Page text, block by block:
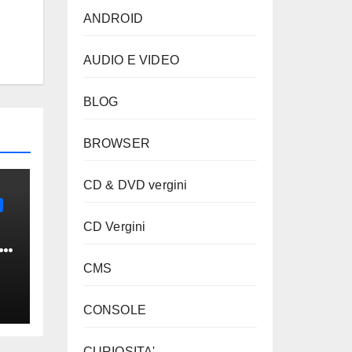
ANDROID
AUDIO E VIDEO
BLOG
BROWSER
CD & DVD vergini
CD Vergini
CMS
CONSOLE